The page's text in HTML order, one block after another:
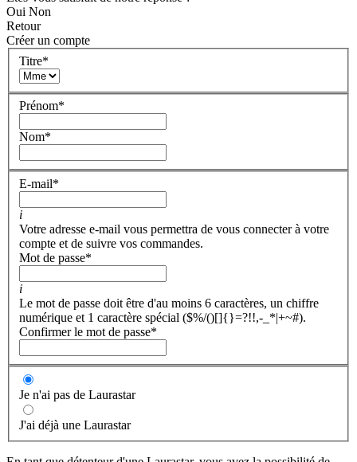
Oui Non
Retour
Créer un compte
Titre*
Prénom*
Nom*
E-mail*
i
Votre adresse e-mail vous permettra de vous connecter à votre
compte et de suivre vos commandes.
Mot de passe*
i
Le mot de passe doit être d'au moins 6 caractères, un chiffre
numérique et 1 caractère spécial ($%/()[]{}=?!!,-_*|+~#).
Confirmer le mot de passe*
Je n'ai pas de Laurastar
J'ai déjà une Laurastar